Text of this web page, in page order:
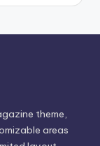
theme,
areas